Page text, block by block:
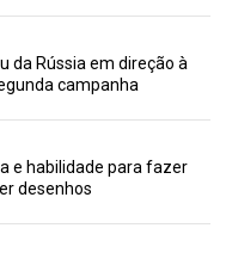
da Rússia em direção à
campanha
e habilidade para fazer
desenhos